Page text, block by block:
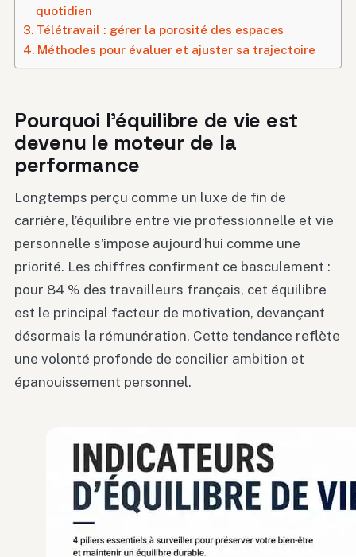
quotidien
Télétravail : gérer la porosité des espaces
Méthodes pour évaluer et ajuster sa trajectoire
Pourquoi l’équilibre de vie est
devenu le moteur de la
performance
Longtemps perçu comme un luxe de fin de
carrière, l’équilibre entre vie professionnelle et vie
personnelle s’impose aujourd’hui comme une
priorité. Les chiffres confirment ce basculement :
pour 84 % des travailleurs français, cet équilibre
est le principal facteur de motivation, devançant
désormais la rémunération. Cette tendance reflète
une volonté profonde de concilier ambition et
épanouissement personnel.